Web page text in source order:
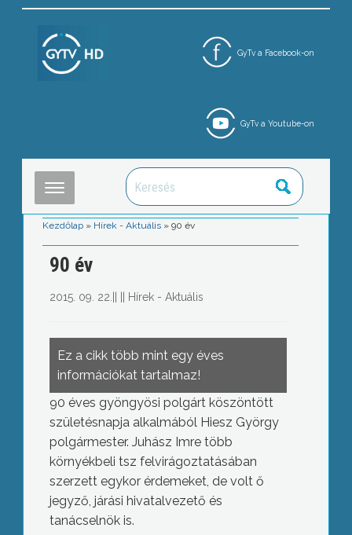
GyTv a Facebook-on
GyTv a Youtube-on
Kezdőlap » Hírek - Aktuális »90 év
90 év
2015. 09. 22. Hírek - Aktuális
Ez a cikk több mint egy éves
információkat tartalmaz!
90 éves gyöngyösi polgárt köszöntött
születésnapja alkalmából Hiesz György
polgármester. Juhász Imre több
környékbeli tsz felvirágoztatásában
szerzett egykor érdemeket, de volt ő
jegyző, járási hivatalvezető és
tanácselnök is.